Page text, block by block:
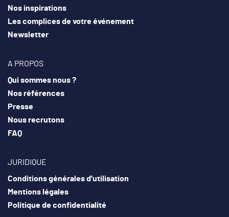
Nos inspirations
Les complices de votre événement
Newsletter
A PROPOS
Qui sommes nous ?
Nos références
Presse
Nous recrutons
FAQ
JURIDIQUE
Conditions générales d’utilisation
Mentions légales
Politique de confidentialité